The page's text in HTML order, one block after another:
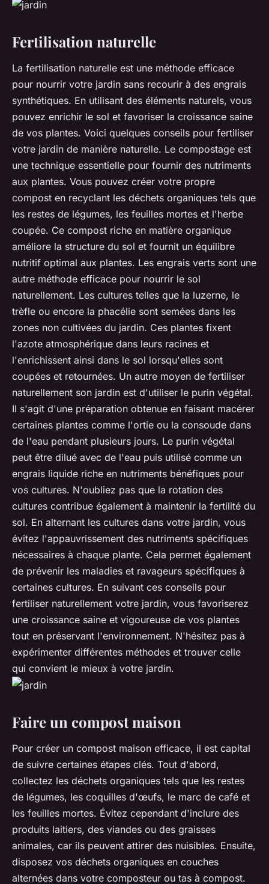
Fertilisation naturelle
La fertilisation naturelle est une méthode efficace
pour nourrir votre jardin sans recourir à des engrais
synthétiques. En utilisant des éléments naturels, vous
pouvez enrichir le sol et favoriser la croissance saine
de vos plantes. Voici quelques conseils pour fertiliser
votre jardin de manière naturelle. Le compostage est
une technique essentielle pour fournir des nutriments
aux plantes. Vous pouvez créer votre propre
compost en recyclant les déchets organiques tels que
les restes de légumes, les feuilles mortes et l'herbe
coupée. Ce compost riche en matière organique
améliore la structure du sol et fournit un équilibre
nutritif optimal aux plantes. Les engrais verts sont une
autre méthode efficace pour nourrir le sol
naturellement. Les cultures telles que la luzerne, le
trèfle ou encore la phacélie sont semées dans les
zones non cultivées du jardin. Ces plantes fixent
l'azote atmosphérique dans leurs racines et
l'enrichissent ainsi dans le sol lorsqu'elles sont
coupées et retournées. Un autre moyen de fertiliser
naturellement son jardin est d'utiliser le purin végétal.
Il s'agit d'une préparation obtenue en faisant macérer
certaines plantes comme l'ortie ou la consoude dans
de l'eau pendant plusieurs jours. Le purin végétal
peut être dilué avec de l'eau puis utilisé comme un
engrais liquide riche en nutriments bénéfiques pour
vos cultures. N'oubliez pas que la rotation des
cultures contribue également à maintenir la fertilité du
sol. En alternant les cultures dans votre jardin, vous
évitez l'appauvrissement des nutriments spécifiques
nécessaires à chaque plante. Cela permet également
de prévenir les maladies et ravageurs spécifiques à
certaines cultures. En suivant ces conseils pour
fertiliser naturellement votre jardin, vous favoriserez
une croissance saine et vigoureuse de vos plantes
tout en préservant l'environnement. N'hésitez pas à
expérimenter différentes méthodes et trouver celle
qui convient le mieux à votre jardin.
Faire un compost maison
Pour créer un compost maison efficace, il est capital
de suivre certaines étapes clés. Tout d'abord,
collectez les déchets organiques tels que les restes
de légumes, les coquilles d'œufs, le marc de café et
les feuilles mortes. Évitez cependant d'inclure des
produits laitiers, des viandes ou des graisses
animales, car ils peuvent attirer des nuisibles. Ensuite,
disposez vos déchets organiques en couches
alternées dans votre composteur ou tas à compost.